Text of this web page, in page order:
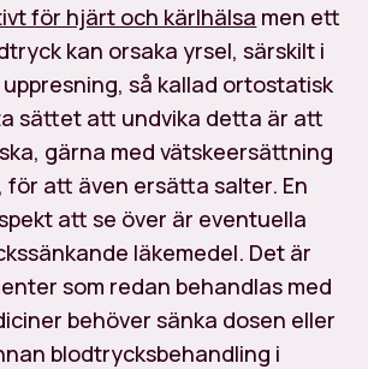
för hjärt och kärlhälsa men ett
kan orsaka yrsel, särskilt i
så kallad ortostatisk
sättet att undvika detta är att
gärna med vätskeersättning
för att även ersätta salter. En
att se över är eventuella
läkemedel. Det är
som redan behandlas med
behöver sänka dosen eller
blodtrycksbehandling i